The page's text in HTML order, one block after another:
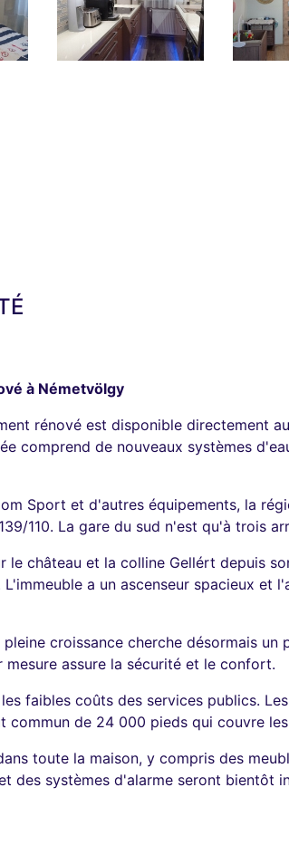
à Németvölgy
rénové est disponible directement
comprend de nouveaux systèmes
Sport et d'autres équipements, la
110. La gare du sud n'est qu'à trois
château et la colline Gellért depuis
a un ascenseur spacieux
croissance cherche désormais
assure la sécurité et le confort.
faibles coûts des services publics.
de 24 000 pieds qui couvre
toute la maison, y compris des
des systèmes d'alarme seront bientôt